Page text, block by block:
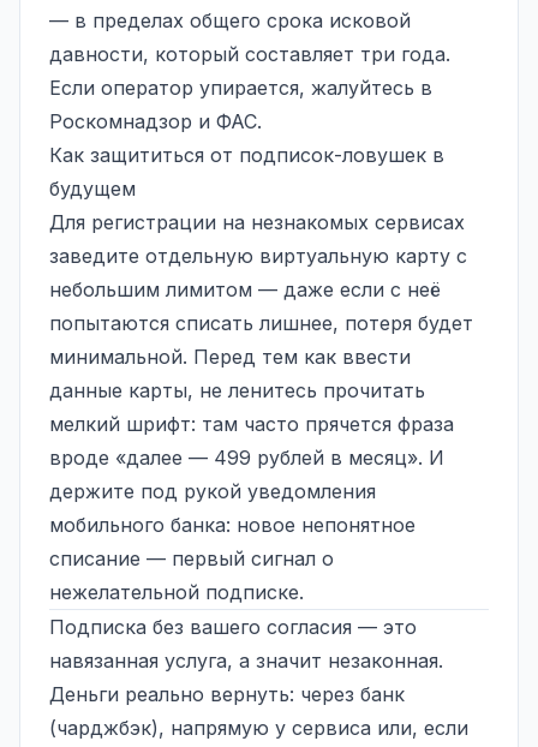
— в пределах общего срока исковой
давности, который составляет три года.
Если оператор упирается, жалуйтесь в
Роскомнадзор и ФАС.
Как защититься от подписок-ловушек в
будущем
Для регистрации на незнакомых сервисах
заведите отдельную виртуальную карту с
небольшим лимитом — даже если с неё
попытаются списать лишнее, потеря будет
минимальной. Перед тем как ввести
данные карты, не ленитесь прочитать
мелкий шрифт: там часто прячется фраза
вроде «далее — 499 рублей в месяц». И
держите под рукой уведомления
мобильного банка: новое непонятное
списание — первый сигнал о
нежелательной подписке.
Подписка без вашего согласия — это
навязанная услуга, а значит незаконная.
Деньги реально вернуть: через банк
(чарджбэк), напрямую у сервиса или, если